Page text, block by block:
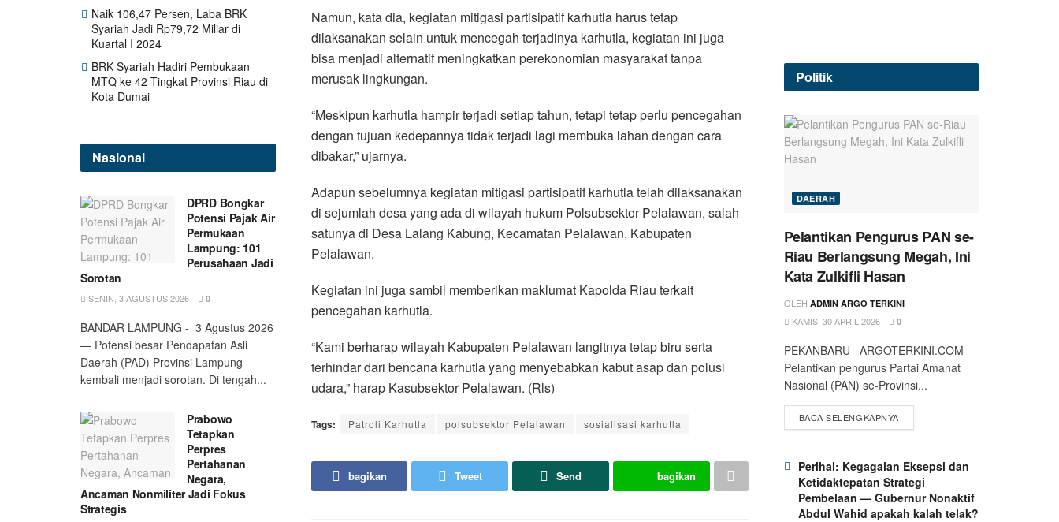
Namun, kata dia, kegiatan mitigasi partisipatif karhutla harus tetap
dilaksanakan selain untuk mencegah terjadinya karhutla, kegiatan ini juga
bisa menjadi alternatif meningkatkan perekonomian masyarakat tanpa
merusak lingkungan.
“Meskipun karhutla hampir terjadi setiap tahun, tetapi tetap perlu pencegahan
dengan tujuan kedepannya tidak terjadi lagi membuka lahan dengan cara
dibakar,” ujarnya.
Adapun sebelumnya kegiatan mitigasi partisipatif karhutla telah dilaksanakan
di sejumlah desa yang ada di wilayah hukum Polsubsektor Pelalawan, salah
satunya di Desa Lalang Kabung, Kecamatan Pelalawan, Kabupaten
Pelalawan.
Kegiatan ini juga sambil memberikan maklumat Kapolda Riau terkait
pencegahan karhutla.
“Kami berharap wilayah Kabupaten Pelalawan langitnya tetap biru serta
terhindar dari bencana karhutla yang menyebabkan kabut asap dan polusi
udara,” harap Kasubsektor Pelalawan. (Rls)
Tags: Patroli Karhutla polsubsektor Pelalawan sosialisasi karhutla
bagikan Tweet Send bagikan
Naik 106,47 Persen, Laba BRK
Syariah Jadi Rp79,72 Miliar di
Kuartal I 2024
BRK Syariah Hadiri Pembukaan
MTQ ke 42 Tingkat Provinsi Riau di
Kota Dumai
Nasional
DPRD Bongkar
Potensi Pajak Air
Permukaan
Lampung: 101
Perusahaan Jadi
Sorotan
SENIN, 3 AGUSTUS 2026 0
BANDAR LAMPUNG - 3 Agustus 2026
— Potensi besar Pendapatan Asli
Daerah (PAD) Provinsi Lampung
kembali menjadi sorotan. Di tengah...
Prabowo
Tetapkan
Perpres
Pertahanan
Negara,
Ancaman Nonmiliter Jadi Fokus
Strategis
Politik
DAERAH
Pelantikan Pengurus PAN se-
Riau Berlangsung Megah, Ini
Kata Zulkifli Hasan
OLEH ADMIN ARGO TERKINI
KAMIS, 30 APRIL 2026 0
PEKANBARU –ARGOTERKINI.COM-
Pelantikan pengurus Partai Amanat
Nasional (PAN) se-Provinsi...
BACA SELENGKAPNYA
Perihal: Kegagalan Eksepsi dan
Ketidaktepatan Strategi
Pembelaan — Gubernur Nonaktif
Abdul Wahid apakah kalah telak?